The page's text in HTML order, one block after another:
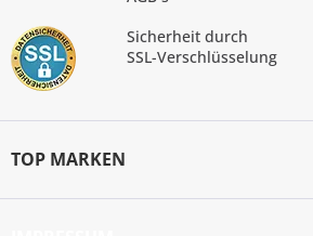
Sicherheit durch
SSL-Verschlüsselung
TOP MARKEN